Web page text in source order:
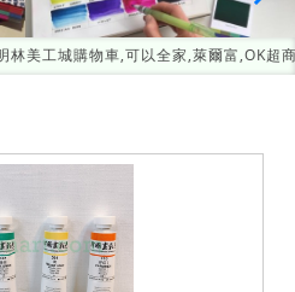
美工城購物車,可以全家,萊爾富,OK超